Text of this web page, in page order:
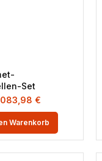
Set
€
Warenkorb